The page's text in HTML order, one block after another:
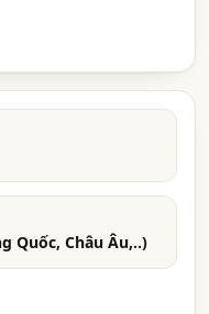
Quốc, Châu Âu,..)